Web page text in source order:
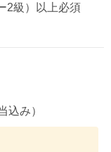
2級）以上必須
込み）